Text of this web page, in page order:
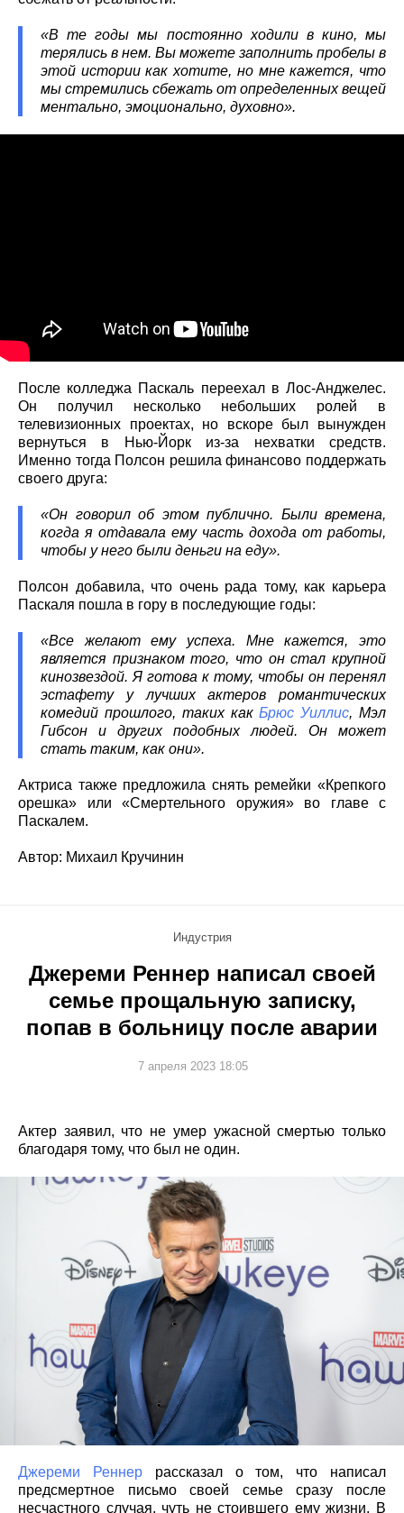
«В те годы мы постоянно ходили в кино, мы
терялись в нем. Вы можете заполнить пробелы в
этой истории как хотите, но мне кажется, что
мы стремились сбежать от определенных вещей
ментально, эмоционально, духовно».
После колледжа Паскаль переехал в Лос-Анджелес.
Он получил несколько небольших ролей в
телевизионных проектах, но вскоре был вынужден
вернуться в Нью-Йорк из-за нехватки средств.
Именно тогда Полсон решила финансово поддержать
своего друга:
«Он говорил об этом публично. Были времена,
когда я отдавала ему часть дохода от работы,
чтобы у него были деньги на еду».
Полсон добавила, что очень рада тому, как карьера
Паскаля пошла в гору в последующие годы:
«Все желают ему успеха. Мне кажется, это
является признаком того, что он стал крупной
кинозвездой. Я готова к тому, чтобы он перенял
эстафету у лучших актеров романтических
комедий прошлого, таких какБрюс Уиллис, Мэл
Гибсон и других подобных людей. Он может
стать таким, как они».
Актриса также предложила снять ремейки «Крепкого
орешка» или «Смертельного оружия» во главе с
Паскалем.
Автор: Михаил Кручинин
Индустрия
Джереми Реннер написал своей
семье прощальную записку,
попав в больницу после аварии
7 апреля 2023 18:05
Актер заявил, что не умер ужасной смертью только
благодаря тому, что был не один.
Джереми Реннеррассказал о том, что написал
предсмертное письмо своей семье сразу после
несчастного случая, чуть не стоившего ему жизни. В